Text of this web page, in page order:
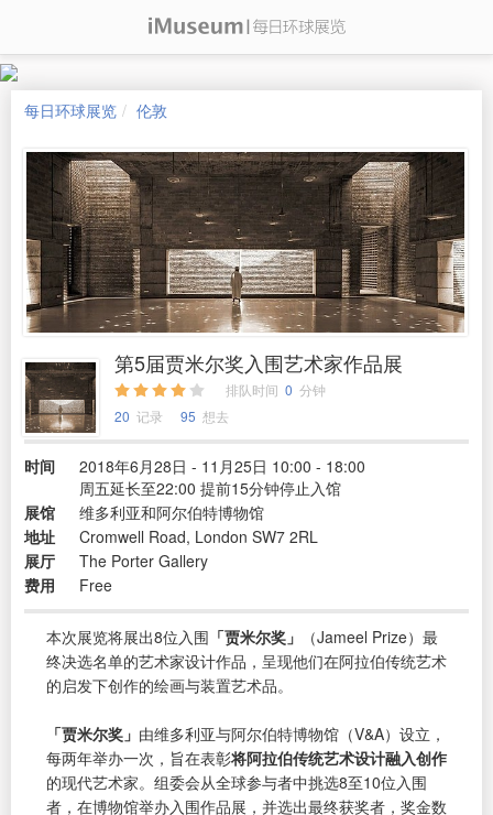
每日环球展览 伦敦
第5届贾米尔奖入围艺术家作品展
排队时间 0 分钟
20 记录 95 想去
时间
2018年6月28日 - 11月25日 10:00 - 18:00
周五延长至22:00 提前15分钟停止入馆
展馆
维多利亚和阿尔伯特博物馆
地址
Cromwell Road, London SW7 2RL
展厅
The Porter Gallery
费用
Free
本次展览将展出8位入围 「贾米尔奖」
（Jameel Prize）最
终决选名单的艺术家设计作品，呈现他们在阿拉伯传统艺术
的启发下创作的绘画与装置艺术品。
「贾米尔奖」 由维多利亚与阿尔伯特博物馆（V&A）设立，
每两年举办一次，旨在表彰将阿拉伯传统艺术设计融入创作
的现代艺术家。组委会从全球参与者中挑选8至10位入围
者，在博物馆举办入围作品展，并选出最终获奖者，奖金数